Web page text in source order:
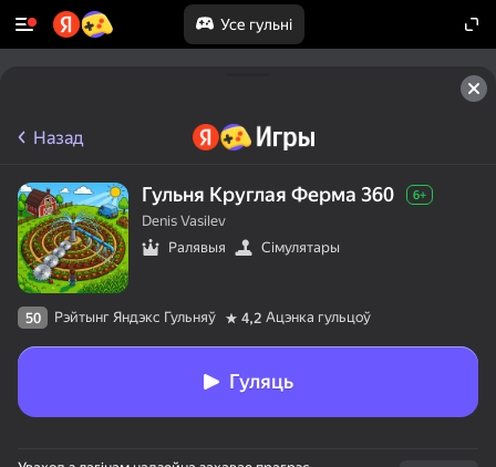
Усе гульні
Назад
Гульня Круглая Ферма 360 6+
Denis Vasilev
Ралявыя
Сімулятары
50 Рэйтынг Яндэкс Гульняў 4,2 Ацэнка гульцоў
Гуляць